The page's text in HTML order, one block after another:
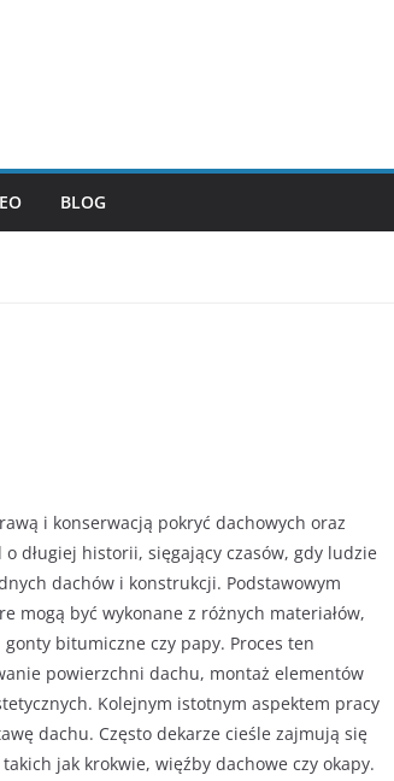
BLOG
i konserwacją pokryć dachowych oraz
długiej historii, sięgający czasów, gdy ludzie
dachów i konstrukcji. Podstawowym
mogą być wykonane z różnych materiałów,
bitumiczne czy papy. Proces ten
powierzchni dachu, montaż elementów
Kolejnym istotnym aspektem pracy
dachu. Często dekarze cieśle zajmują się
jak krokwie, więźby dachowe czy okapy.